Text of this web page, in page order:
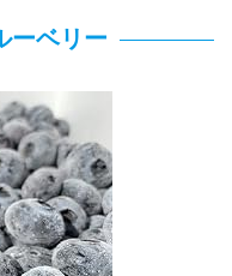
ーベリー